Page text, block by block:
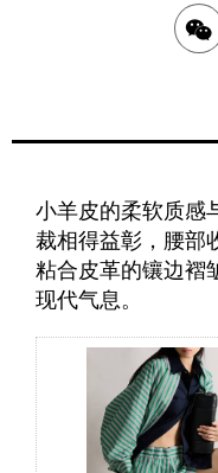
小羊皮的柔软质感
裁相得益彰，腰部
粘合皮革的镶边褶
现代气息。